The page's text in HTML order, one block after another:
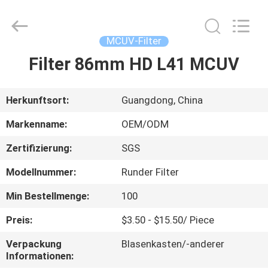
HAUS
PRODUKTE
ÜBER
FABRIK-
AUSFLUG
QUALITÄTSKONTROLLE
Ltd..
MCUV-Filter
Filter 86mm HD L41 MCUV
Herkunftsort:
Guangdong, China
Markenname:
OEM/ODM
Zertifizierung:
SGS
Modellnummer:
Runder Filter
Min Bestellmenge:
100
Preis:
$3.50 - $15.50/ Piece
Verpackung
Informationen:
Blasenkasten/-anderer